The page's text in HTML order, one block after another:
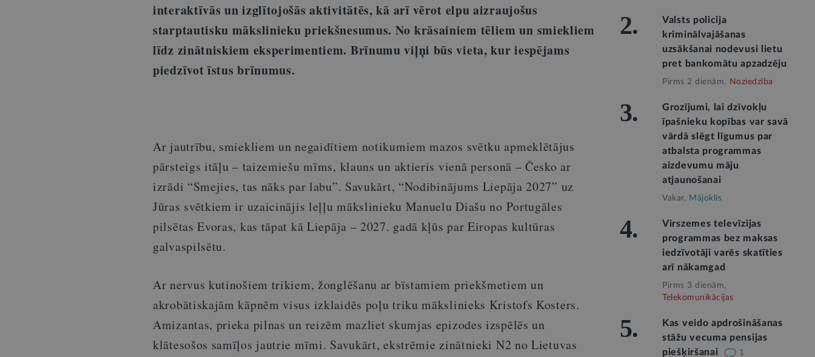
interaktīvās un izglītojošās aktivitātēs, kā arī vērot elpu aizraujošus
starptautisku mākslinieku priekšnesumus. No krāsainiem tēliem un smiekliem
līdz zinātniskiem eksperimentiem. Brīnumu viļņi būs vieta, kur iespējams
piedzīvot īstus brīnumus.
Ar jautrību, smiekliem un negaidītiem notikumiem mazos svētku apmeklētājus
pārsteigs itāļu – taizemiešu mīms, klauns un aktieris vienā personā – Česko ar
izrādi “Smejies, tas nāks par labu”. Savukārt, “Nodibinājums Liepāja 2027” uz
Jūras svētkiem ir uzaicinājis leļļu mākslinieku Manuelu Diašu no Portugāles
pilsētas Evoras, kas tāpat kā Liepāja – 2027. gadā kļūs par Eiropas kultūras
galvaspilsētu.
Ar nervus kutinošiem trikiem, žonglēšanu ar bīstamiem priekšmetiem un
akrobātiskajām kāpnēm visus izklaidēs poļu triku mākslinieks Kristofs Kosters.
Amizantas, prieka pilnas un reizēm mazliet skumjas epizodes izspēlēs un
klātesošos samīļos jautrie mīmi. Savukārt, ekstrēmie zinātnieki N2 no Lietuvas
2.
Valsts policija
kriminālvajāšanas
uzsākšanai nodevusi lietu
pret bankomātu apzadzēju
Pirms 2 dienām, Noziedzība
3.
Grozījumi, lai dzīvokļu
īpašnieku kopības var savā
vārdā slēgt līgumus par
atbalsta programmas
aizdevumu māju
atjaunošanai
Vakar, Mājoklis
4.
Virszemes televīzijas
programmas bez maksas
iedzīvotāji varēs skatīties
arī nākamgad
Pirms 3 dienām,
Telekomunikācijas
5.
Kas veido apdrošināšanas
stāžu vecuma pensijas
piešķiršanai
1